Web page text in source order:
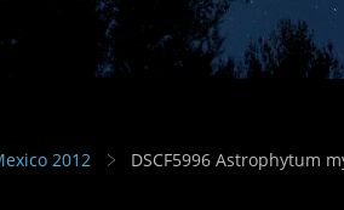
2012 DSCF5996 Astrophytum